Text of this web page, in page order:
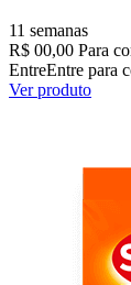
11 semanas
R$ 00,00 Para
EntreEntre para
Ver produto